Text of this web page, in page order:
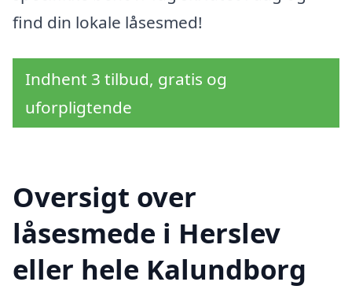
find din lokale låsesmed!
Indhent 3 tilbud, gratis og
uforpligtende
Oversigt over
låsesmede i Herslev
eller hele Kalundborg